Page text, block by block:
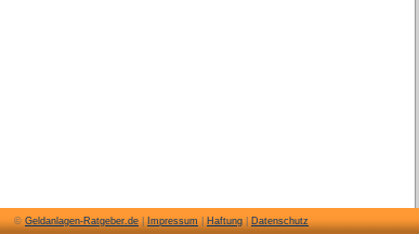
©Geldanlagen-Ratgeber.de| Impressum|Haftung|Datenschutz